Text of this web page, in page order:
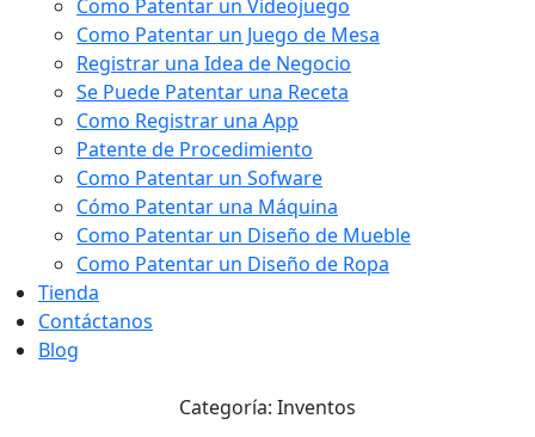
Como Patentar un Videojuego
Como Patentar un Juego de Mesa
Registrar una Idea de Negocio
Se Puede Patentar una Receta
Como Registrar una App
Patente de Procedimiento
Como Patentar un Sofware
Cómo Patentar una Máquina
Como Patentar un Diseño de Mueble
Como Patentar un Diseño de Ropa
Tienda
Contáctanos
Blog
Categoría: Inventos